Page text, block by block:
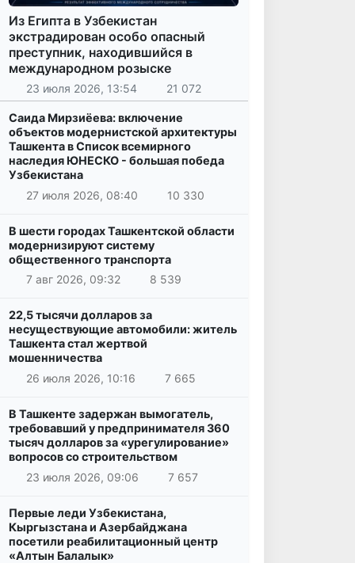
Из Египта в Узбекистан
экстрадирован особо опасный
преступник, находившийся в
международном розыске
23 июля 2026, 13:54 21 072
Саида Мирзиёева: включение
объектов модернистской архитектуры
Ташкента в Список всемирного
наследия ЮНЕСКО - большая победа
Узбекистана
27 июля 2026, 08:40
10 330
В шести городах Ташкентской области
модернизируют систему
общественного транспорта
7 авг 2026, 09:32
8 539
22,5 тысячи долларов за
несуществующие автомобили: житель
Ташкента стал жертвой
мошенничества
26 июля 2026, 10:16
7 665
В Ташкенте задержан вымогатель,
требовавший у предпринимателя 360
тысяч долларов за «урегулирование»
вопросов со строительством
23 июля 2026, 09:06
7 657
Первые леди Узбекистана,
Кыргызстана и Азербайджана
посетили реабилитационный центр
«Алтын Балалык»